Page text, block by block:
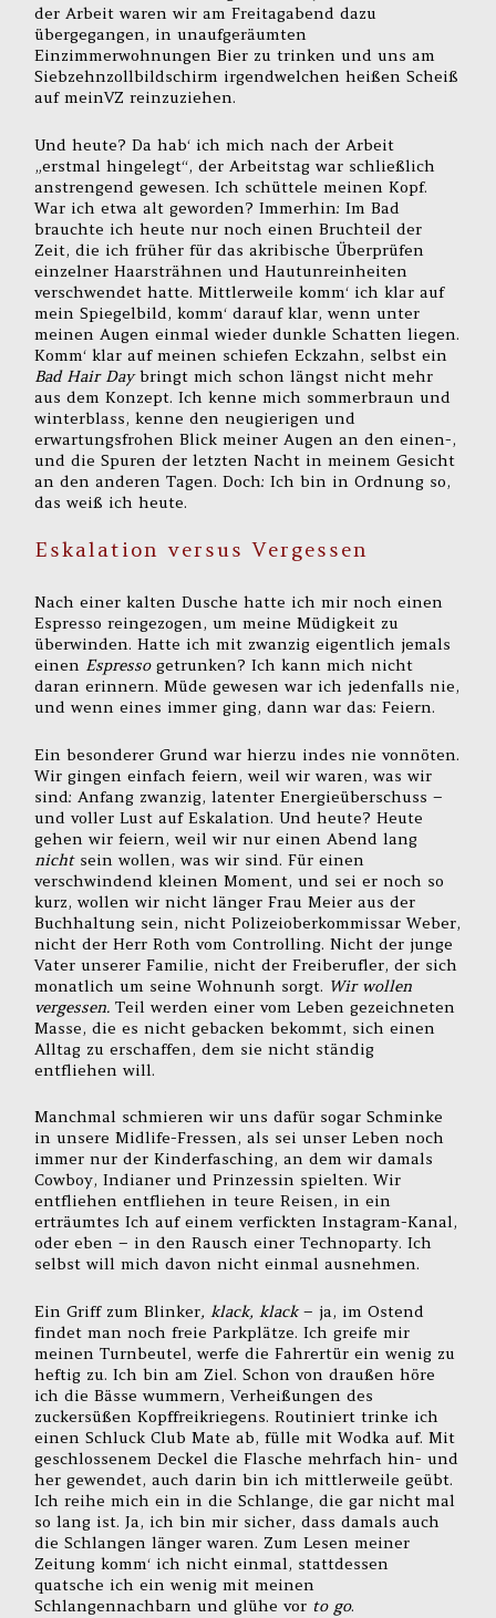
der Arbeit waren wir am Freitagabend dazu
übergegangen, in unaufgeräumten
Einzimmerwohnungen Bier zu trinken und uns am
Siebzehnzollbildschirm irgendwelchen heißen Scheiß
auf meinVZ reinzuziehen.
Und heute? Da hab‘ ich mich nach der Arbeit
„erstmal hingelegt“, der Arbeitstag war schließlich
anstrengend gewesen. Ich schüttele meinen Kopf.
War ich etwa alt geworden? Immerhin: Im Bad
brauchte ich heute nur noch einen Bruchteil der
Zeit, die ich früher für das akribische Überprüfen
einzelner Haarsträhnen und Hautunreinheiten
verschwendet hatte. Mittlerweile komm‘ ich klar auf
mein Spiegelbild, komm‘ darauf klar, wenn unter
meinen Augen einmal wieder dunkle Schatten liegen.
Komm‘ klar auf meinen schiefen Eckzahn, selbst ein
Bad Hair Daybringt mich schon längst nicht mehr
aus dem Konzept. Ich kenne mich sommerbraun und
winterblass, kenne den neugierigen und
erwartungsfrohen Blick meiner Augen an den einen-,
und die Spuren der letzten Nacht in meinem Gesicht
an den anderen Tagen. Doch: Ich bin in Ordnung so,
das weiß ich heute.
Eskalation versus Vergessen
Nach einer kalten Dusche hatte ich mir noch einen
Espresso reingezogen, um meine Müdigkeit zu
überwinden. Hatte ich mit zwanzig eigentlich jemals
einen Espressogetrunken? Ich kann mich nicht
daran erinnern. Müde gewesen war ich jedenfalls nie,
und wenn eines immer ging, dann war das: Feiern.
Ein besonderer Grund war hierzu indes nie vonnöten.
Wir gingen einfach feiern, weil wir waren, was wir
sind: Anfang zwanzig, latenter Energieüberschuss –
und voller Lust auf Eskalation. Und heute? Heute
gehen wir feiern, weil wir nur einen Abend lang
nichtsein wollen, was wir sind. Für einen
verschwindend kleinen Moment, und sei er noch so
kurz, wollen wir nicht länger Frau Meier aus der
Buchhaltung sein, nicht Polizeioberkommissar Weber,
nicht der Herr Roth vom Controlling. Nicht der junge
Vater unserer Familie, nicht der Freiberufler, der sich
monatlich um seine Wohnunh sorgt. Wir wollen
vergessen.Teil werden einer vom Leben gezeichneten
Masse, die es nicht gebacken bekommt, sich einen
Alltag zu erschaffen, dem sie nicht ständig
entfliehen will.
Manchmal schmieren wir uns dafür sogar Schminke
in unsere Midlife-Fressen, als sei unser Leben noch
immer nur der Kinderfasching, an dem wir damals
Cowboy, Indianer und Prinzessin spielten. Wir
entfliehen entfliehen in teure Reisen, in ein
erträumtes Ich auf einem verfickten Instagram-Kanal,
oder eben – in den Rausch einer Technoparty. Ich
selbst will mich davon nicht einmal ausnehmen.
Ein Griff zum Blinker, klack, klack– ja, im Ostend
findet man noch freie Parkplätze. Ich greife mir
meinen Turnbeutel, werfe die Fahrertür ein wenig zu
heftig zu. Ich bin am Ziel. Schon von draußen höre
ich die Bässe wummern, Verheißungen des
zuckersüßen Kopffreikriegens. Routiniert trinke ich
einen Schluck Club Mate ab, fülle mit Wodka auf. Mit
geschlossenem Deckel die Flasche mehrfach hin- und
her gewendet, auch darin bin ich mittlerweile geübt.
Ich reihe mich ein in die Schlange, die gar nicht mal
so lang ist. Ja, ich bin mir sicher, dass damals auch
die Schlangen länger waren. Zum Lesen meiner
Zeitung komm‘ ich nicht einmal, stattdessen
quatsche ich ein wenig mit meinen
Schlangennachbarn und glühe vor to go.